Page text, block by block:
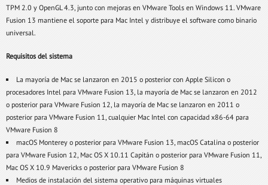
TPM 2.0 y OpenGL 4.3, junto con mejoras en VMware Tools en Windows 11. VMware
Fusion 13 mantiene el soporte para Mac Intel y distribuye el software como binario
universal.
Requisitos del sistema
La mayoría de Mac se lanzaron en 2015 o posterior con Apple Silicon o
procesadores Intel para VMware Fusion 13, la mayoría de Mac se lanzaron en 2012
o posterior para VMware Fusion 12, la mayoría de Mac se lanzaron en 2011 o
posterior para VMware Fusion 11, cualquier Mac Intel con capacidad x86-64 para
VMware Fusion 8
macOS Monterey o posterior para VMware Fusion 13, macOS Catalina o posterior
para VMware Fusion 12, Mac OS X 10.11 Capitán o posterior para VMware Fusion 11,
Mac OS X 10.9 Mavericks o posterior para VMware Fusion 8
Medios de instalación del sistema operativo para máquinas virtuales